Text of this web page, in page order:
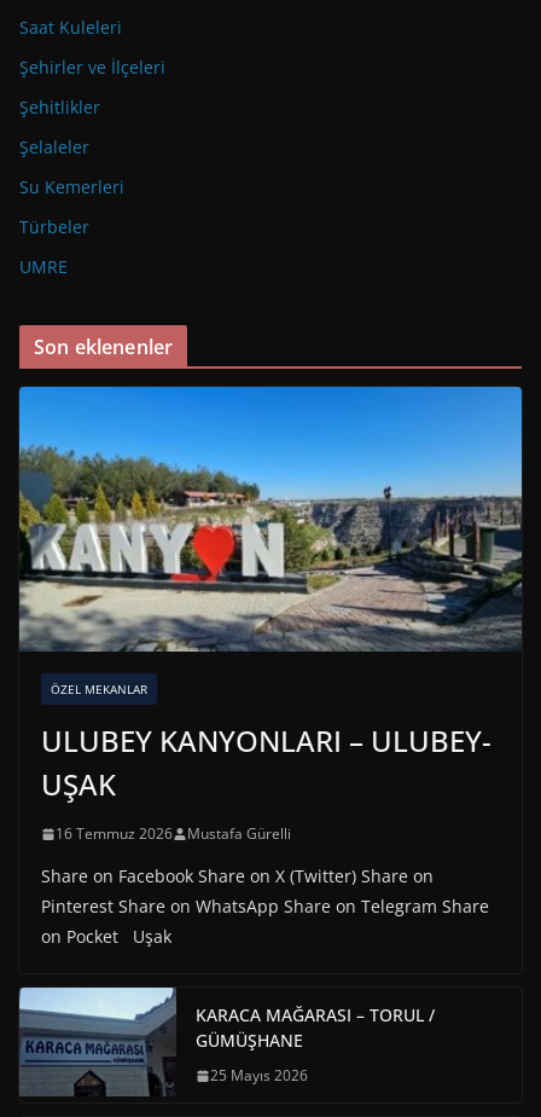
Saat Kuleleri
Şehirler ve İlçeleri
Şehitlikler
Şelaleler
Su Kemerleri
Türbeler
UMRE
Son eklenenler
ÖZEL MEKANLAR
ULUBEY KANYONLARI – ULUBEY-
UŞAK
16 Temmuz 2026 Mustafa Gürelli
Share on Facebook Share on X (Twitter) Share on
Pinterest Share on WhatsApp Share on Telegram Share
on Pocket Uşak
KARACA MAĞARASI – TORUL /
GÜMÜŞHANE
25 Mayıs 2026